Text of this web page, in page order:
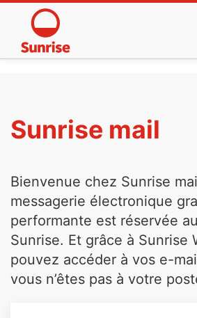
Sunrise mail
Bienvenue chez Sunrise
messagerie électronique
performante est réservée
Sunrise. Et grâce à Sunrise
pouvez accéder à vos e-
vous n’êtes pas à votre